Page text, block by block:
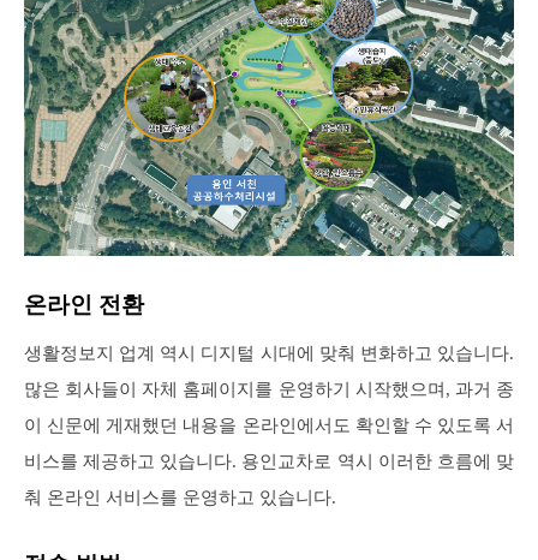
온라인 전환
생활정보지 업계 역시 디지털 시대에 맞춰 변화하고 있습니다.
많은 회사들이 자체 홈페이지를 운영하기 시작했으며, 과거 종
이 신문에 게재했던 내용을 온라인에서도 확인할 수 있도록 서
비스를 제공하고 있습니다. 용인교차로 역시 이러한 흐름에 맞
춰 온라인 서비스를 운영하고 있습니다.